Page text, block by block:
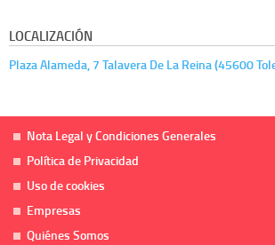
LOCALIZACIÓN
Plaza Alameda, 7 Talavera De La Reina (45600
Nota Legal y Condiciones Generales
Política de Privacidad
Uso de cookies
Empresas
Quiénes Somos